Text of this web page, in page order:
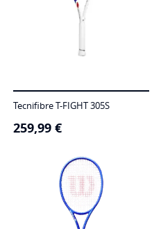
Tecnifibre T-FIGHT 305S
259,99 €